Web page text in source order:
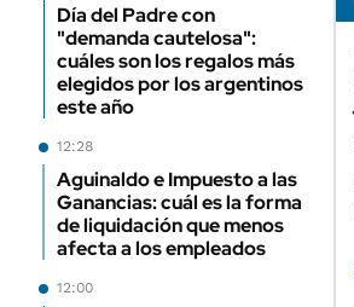
Día del Padre con
"demanda cautelosa":
cuáles son los regalos más
elegidos por los argentinos
este año
12:28
Aguinaldo e Impuesto a las
Ganancias: cuál es la forma
de liquidación que menos
afecta a los empleados
12:00